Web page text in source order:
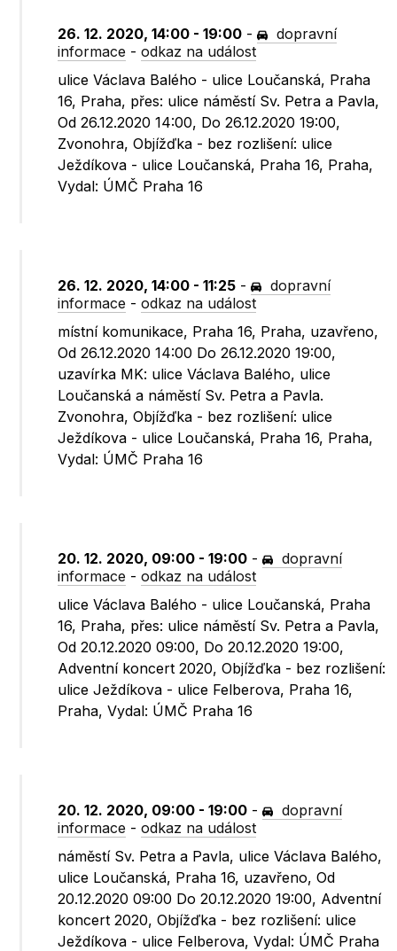
26. 12. 2020, 14:00 - 19:00 -
dopravní
informace -odkaz na událost
ulice Václava Balého - ulice Loučanská, Praha
16, Praha, přes: ulice náměstí Sv. Petra a Pavla,
Od 26.12.2020 14:00, Do 26.12.2020 19:00,
Zvonohra, Objížďka - bez rozlišení: ulice
Ježdíkova - ulice Loučanská, Praha 16, Praha,
Vydal: ÚMČ Praha 16
26. 12. 2020, 14:00 - 11:25 -
dopravní
informace -odkaz na událost
místní komunikace, Praha 16, Praha, uzavřeno,
Od 26.12.2020 14:00 Do 26.12.2020 19:00,
uzavírka MK: ulice Václava Balého, ulice
Loučanská a náměstí Sv. Petra a Pavla.
Zvonohra, Objížďka - bez rozlišení: ulice
Ježdíkova - ulice Loučanská, Praha 16, Praha,
Vydal: ÚMČ Praha 16
20. 12. 2020, 09:00 - 19:00 -
dopravní
informace -odkaz na událost
ulice Václava Balého - ulice Loučanská, Praha
16, Praha, přes: ulice náměstí Sv. Petra a Pavla,
Od 20.12.2020 09:00, Do 20.12.2020 19:00,
Adventní koncert 2020, Objížďka - bez rozlišení:
ulice Ježdíkova - ulice Felberova, Praha 16,
Praha, Vydal: ÚMČ Praha 16
20. 12. 2020, 09:00 - 19:00 -
dopravní
informace -odkaz na událost
náměstí Sv. Petra a Pavla, ulice Václava Balého,
ulice Loučanská, Praha 16, uzavřeno, Od
20.12.2020 09:00 Do 20.12.2020 19:00, Adventní
koncert 2020, Objížďka - bez rozlišení: ulice
Ježdíkova - ulice Felberova, Vydal: ÚMČ Praha